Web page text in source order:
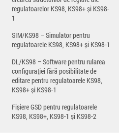
regulatoarelor KS98, KS98+ și KS98-
1
SIM/KS98 – Simulator pentru
regulatoarele KS98, KS98+ și KS98-1
DL/KS98 – Software pentru rularea
configurației fără posibilitate de
editare pentru regulatoarele KS98,
KS98+ și KS98-1
Fișiere GSD pentru regulatoarele
KS98, KS98+, KS98-1 și KS98-2